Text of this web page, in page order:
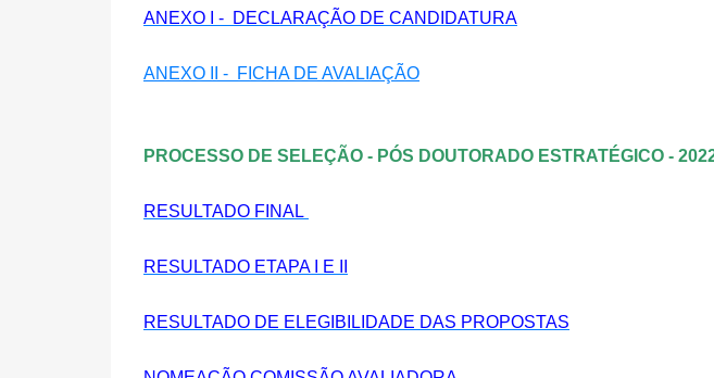
ANEXO I - DECLARAÇÃO DE CANDIDATURA
ANEXO II - FICHA DE AVALIAÇÃO
PROCESSO DE SELEÇÃO - PÓS DOUTORADO ESTRATÉGICO -
RESULTADO FINAL
RESULTADO ETAPA I E II
RESULTADO DE ELEGIBILIDADE DAS PROPOSTAS